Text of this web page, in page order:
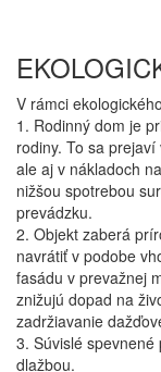
V rámci
1. Rodinný dom je
rodiny. To sa
ale aj v nákladoch
nižšou spotrebou
prevádzku.
2. Objekt zaberá
navrátiť v podobe
fasádu v prevažnej
znižujú dopad na
zadržiavanie
3. Súvislé
dlažbou.